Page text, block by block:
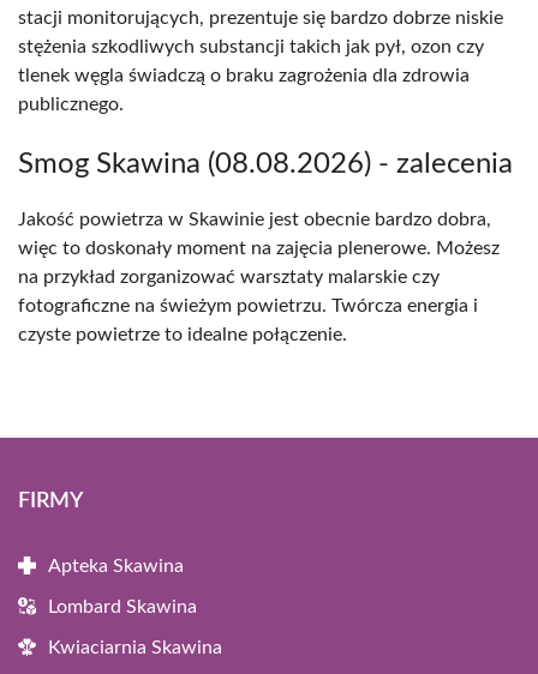
stacji monitorujących, prezentuje się bardzo dobrze niskie
stężenia szkodliwych substancji takich jak pył, ozon czy
tlenek węgla świadczą o braku zagrożenia dla zdrowia
publicznego.
Smog Skawina (08.08.2026) - zalecenia
Jakość powietrza w Skawinie jest obecnie bardzo dobra,
więc to doskonały moment na zajęcia plenerowe. Możesz
na przykład zorganizować warsztaty malarskie czy
fotograficzne na świeżym powietrzu. Twórcza energia i
czyste powietrze to idealne połączenie.
FIRMY
Apteka Skawina
Lombard Skawina
Kwiaciarnia Skawina